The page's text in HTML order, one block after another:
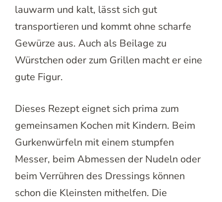
lauwarm und kalt, lässt sich gut
transportieren und kommt ohne scharfe
Gewürze aus. Auch als Beilage zu
Würstchen oder zum Grillen macht er eine
gute Figur.
Dieses Rezept eignet sich prima zum
gemeinsamen Kochen mit Kindern. Beim
Gurkenwürfeln mit einem stumpfen
Messer, beim Abmessen der Nudeln oder
beim Verrühren des Dressings können
schon die Kleinsten mithelfen. Die